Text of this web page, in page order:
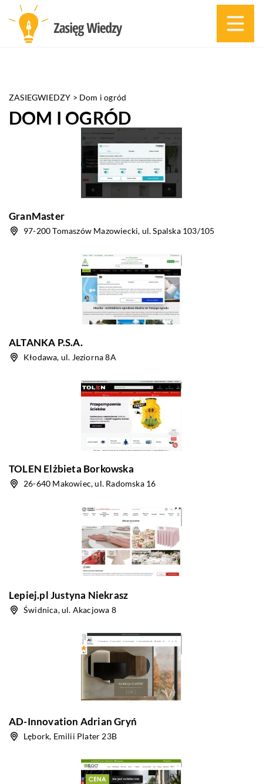
ZASIEGWIEDZY > Dom i ogród
DOM I OGRÓD
GranMaster
97-200 Tomaszów Mazowiecki, ul. Spalska 103/105
ALTANKA P.S.A.
Kłodawa, ul. Jeziorna 8A
TOLEN Elżbieta Borkowska
26-640 Makowiec, ul. Radomska 16
Lepiej.pl Justyna Niekrasz
Świdnica, ul. Akacjowa 8
AD-Innovation Adrian Gryń
Lębork, Emilii Plater 23B